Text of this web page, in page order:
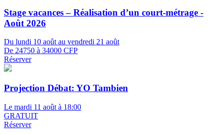
Stage vacances – Réalisation d’un court-métrage -
Août 2026
Du lundi 10 août au vendredi 21 août
De 24750 à 34000 CFP
Réserver
Projection Débat: YO Tambien
Le mardi 11 août à 18:00
GRATUIT
Réserver